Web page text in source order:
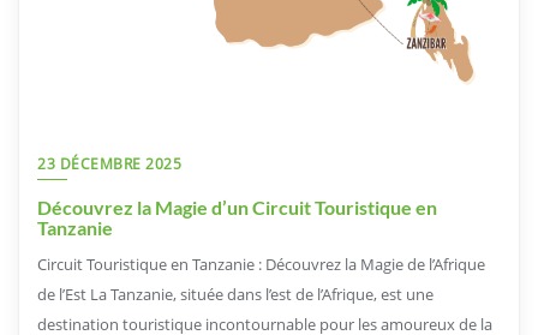
23 DÉCEMBRE 2025
Découvrez la Magie d’un Circuit Touristique en
Tanzanie
Circuit Touristique en Tanzanie : Découvrez la Magie de l’Afrique
de l’Est La Tanzanie, située dans l’est de l’Afrique, est une
destination touristique incontournable pour les amoureux de la